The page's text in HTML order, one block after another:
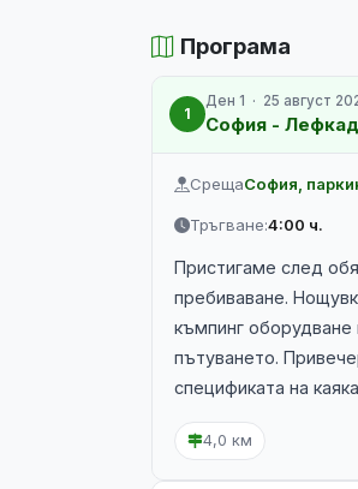
Програма
1 София -
СрещаСофия,
Тръгване:4:00 ч.
Пристигаме след
пребиваване.
къмпинг
пътуването.
спецификата на
4,0 км